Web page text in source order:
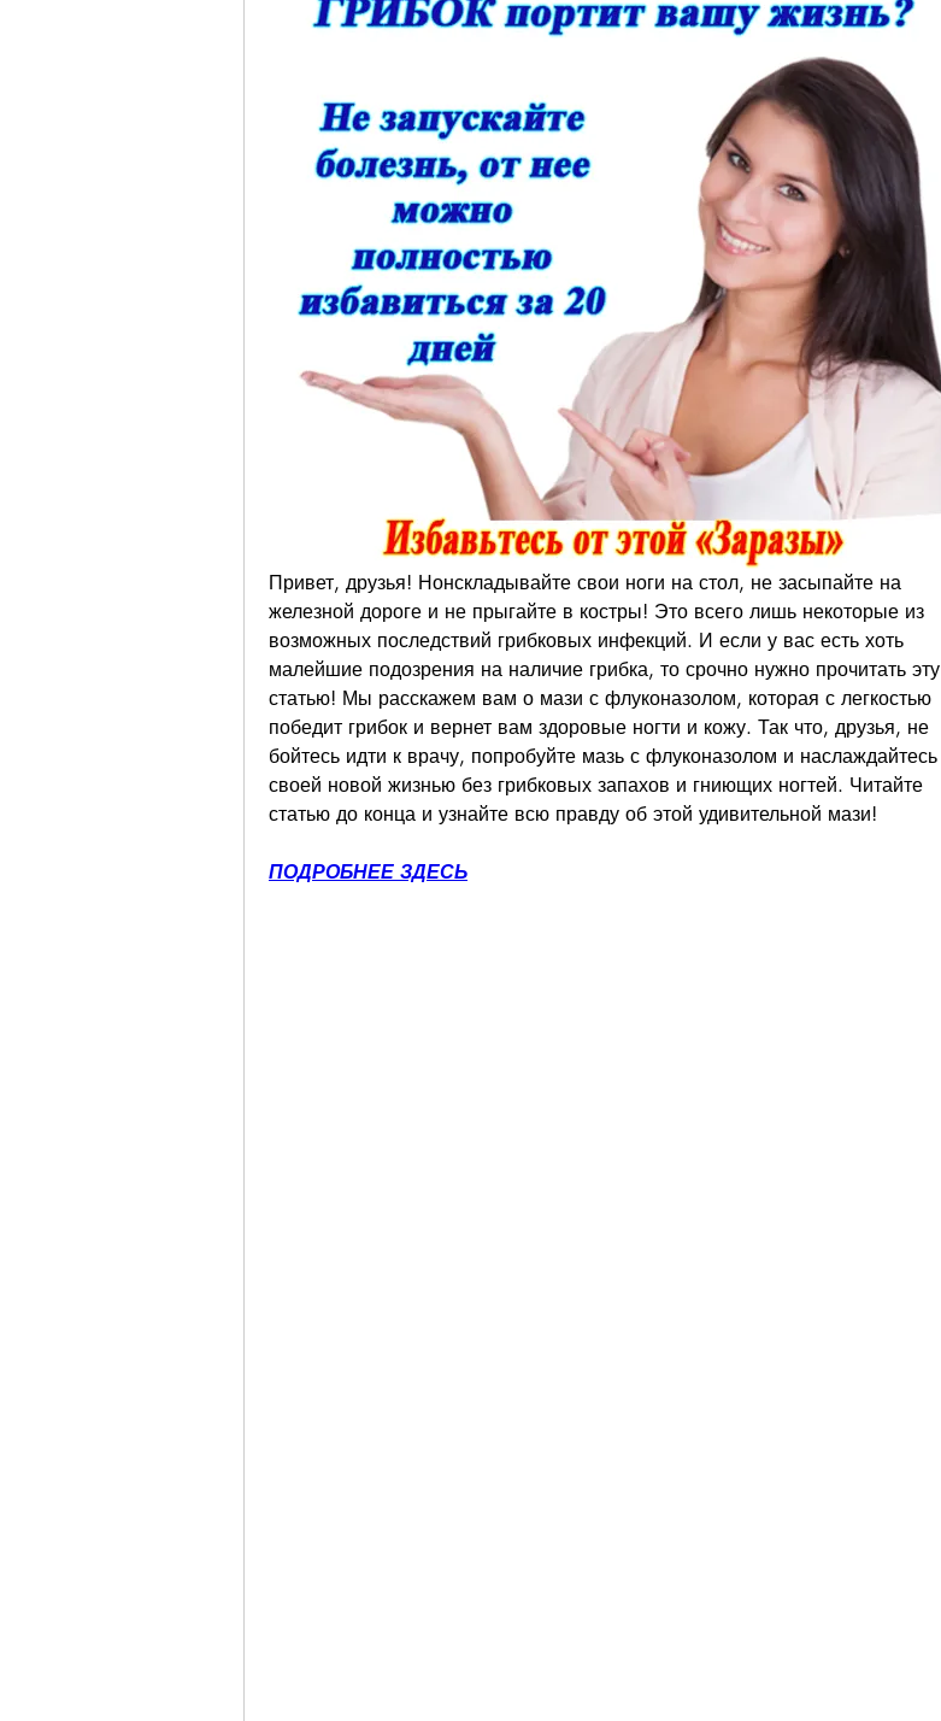
Привет, друзья! Нонскладывайте свои ноги на стол, не засыпайте на
железной дороге и не прыгайте в костры! Это всего лишь некоторые из
возможных последствий грибковых инфекций. И если у вас есть хоть
малейшие подозрения на наличие грибка, то срочно нужно прочитать эту
статью! Мы расскажем вам о мази с флуконазолом, которая с легкостью
победит грибок и вернет вам здоровые ногти и кожу. Так что, друзья, не
бойтесь идти к врачу, попробуйте мазь с флуконазолом и наслаждайтесь
своей новой жизнью без грибковых запахов и гниющих ногтей. Читайте
статью до конца и узнайте всю правду об этой удивительной мази!
ПОДРОБНЕЕ ЗДЕСЬ